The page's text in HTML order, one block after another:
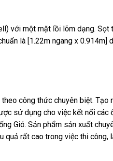
với một mặt lồi lõm dạng. Sọt
là [1.22m ngang x 0.914m]
công thức chuyên biệt. Tạo
sử dụng cho việc kết nối các
Gió. Sản phẩm sản xuất
quả rất cao trong việc thi công,